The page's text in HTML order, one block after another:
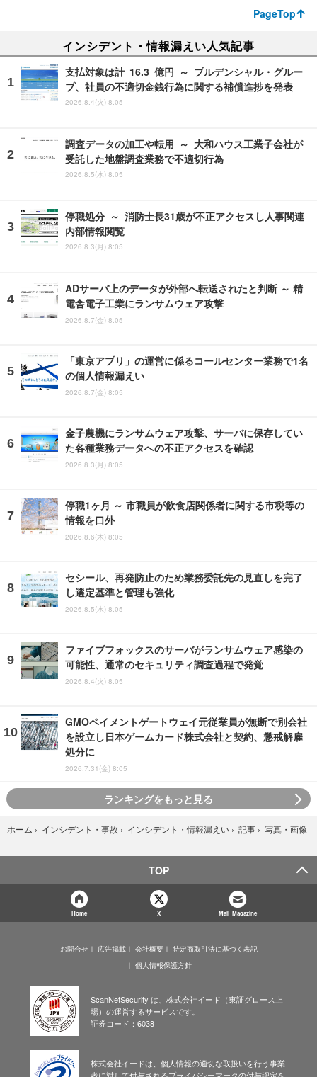
PageTop
インシデント・情報漏えい人気記事
支払対象は計 16.3 億円 ～ プルデンシャル・グルー
プ、社員の不適切金銭行為に関する補償進捗を発表
2026.8.4(火) 8:05
調査データの加工や転用 ～ 大和ハウス工業子会社が
受託した地盤調査業務で不適切行為
2026.8.5(水) 8:05
停職処分 ～ 消防士長31歳が不正アクセスし人事関連
内部情報閲覧
2026.8.3(月) 8:05
ADサーバ上のデータが外部へ転送されたと判断 ～ 精
電舎電子工業にランサムウェア攻撃
2026.8.7(金) 8:05
「東京アプリ」の運営に係るコールセンター業務で1名
の個人情報漏えい
2026.8.7(金) 8:05
金子農機にランサムウェア攻撃、サーバに保存してい
た各種業務データへの不正アクセスを確認
2026.8.3(月) 8:05
停職1ヶ月 ～ 市職員が飲食店関係者に関する市税等の
情報を口外
2026.8.6(木) 8:05
セシール、再発防止のため業務委託先の見直しを完了
し選定基準と管理も強化
2026.8.5(水) 8:05
ファイブフォックスのサーバがランサムウェア感染の
可能性、通常のセキュリティ調査過程で発覚
2026.8.4(火) 8:05
GMOペイメントゲートウェイ元従業員が無断で別会社
を設立し日本ゲームカード株式会社と契約、懲戒解雇
処分に
2026.7.31(金) 8:05
ランキングをもっと見る
ホーム › インシデント・事故 › インシデント・情報漏えい › 記事 › 写真・画像
TOP
Home X Mail Magazine
お問合せ 広告掲載 会社概要
特定商取引法に基づく表記
個人情報保護方針
ScanNetSecurity は、株式会社イード（東証グロース上
場）の運営するサービスです。
証券コード：6038
株式会社イードは、個人情報の適切な取扱いを行う事業